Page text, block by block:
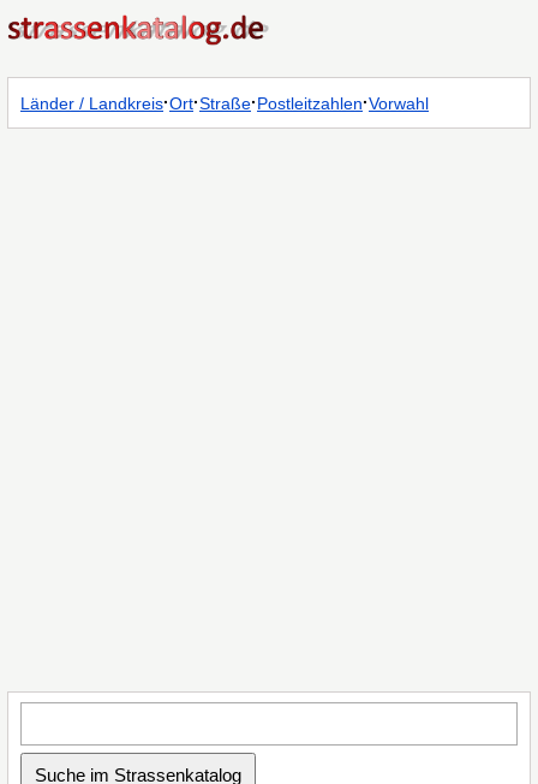
Länder / Landkreis·Ort·Straße·Postleitzahlen·Vorwahl